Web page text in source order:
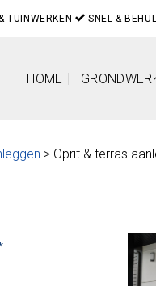
TUINWERKEN SNEL &
HOME
> Oprit & terras